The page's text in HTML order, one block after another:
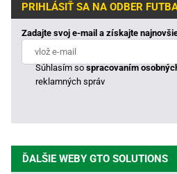
PRIHLÁSIŤ SA NA ODBER
Zadajte svoj e-mail a získajte
Súhlasím sospracovaním
reklamných správ
ĎALŠIE WEBY GTO SOLUTIONS